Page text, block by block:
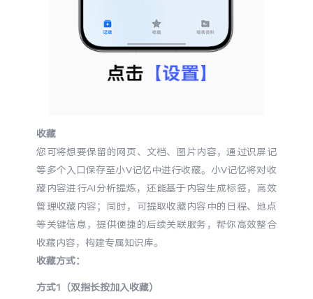
收藏
您可将想要保留的网页、文档、图片内容，通过识屏记
等多个入口保存至小V记忆中进行收藏。小V记忆将对收
藏内容进行AI分析提炼，还能基于内容生成标签，高效
管理收藏内容；同时，可提取收藏内容中的日程、地点
等关键信息，提供便捷的后续关联服务，帮你高效整合
收藏内容，构建专属知识库。
收藏方式：
方式1（双指长按加入收藏）